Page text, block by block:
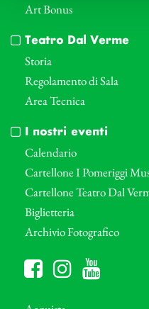
Art Bonus
Teatro Dal Verme
Storia
Regolamento di Sala
Area Tecnica
I nostri eventi
Calendario
Cartellone I Pomeriggi
Cartellone Teatro Dal
Biglietteria
Archivio Fotografico